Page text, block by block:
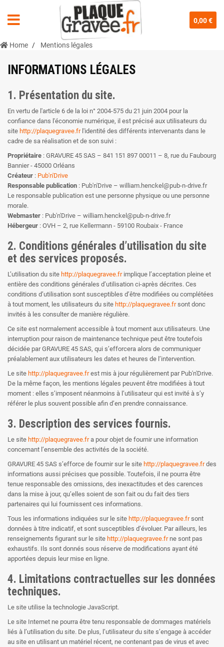
0,00 €
Home Mentions légales
INFORMATIONS LÉGALES
1. Présentation du site.
En vertu de l'article 6 de la loi n° 2004-575 du 21 juin 2004 pour la
confiance dans l'économie numérique, il est précisé aux utilisateurs du
site http://plaquegravee.frl'identité des différents intervenants dans le
cadre de sa réalisation et de son suivi :
Propriétaire : GRAVURE 45 SAS – 841 151 897 00011 – 8, rue du Faubourg
Bannier - 45000 Orléans
Créateur : Pub'n'Drive
Responsable publication : Pub'n'Drive – william.henckel@pub-n-drive.fr
Le responsable publication est une personne physique ou une personne
morale.
Webmaster : Pub'n'Drive – william.henckel@pub-n-drive.fr
Hébergeur : OVH – 2, rue Kellermann - 59100 Roubaix - France
2. Conditions générales d’utilisation du site
et des services proposés.
L’utilisation du site http://plaquegravee.frimplique l’acceptation pleine et
entière des conditions générales d’utilisation ci-après décrites. Ces
conditions d’utilisation sont susceptibles d’être modifiées ou complétées
à tout moment, les utilisateurs du site http://plaquegravee.frsont donc
invités à les consulter de manière régulière.
Ce site est normalement accessible à tout moment aux utilisateurs. Une
interruption pour raison de maintenance technique peut être toutefois
décidée par GRAVURE 45 SAS, qui s’efforcera alors de communiquer
préalablement aux utilisateurs les dates et heures de l’intervention.
Le site http://plaquegravee.frest mis à jour régulièrement par Pub'n'Drive.
De la même façon, les mentions légales peuvent être modifiées à tout
moment : elles s’imposent néanmoins à l’utilisateur qui est invité à s’y
référer le plus souvent possible afin d’en prendre connaissance.
3. Description des services fournis.
Le site http://plaquegravee.fra pour objet de fournir une information
concernant l’ensemble des activités de la société.
GRAVURE 45 SAS s’efforce de fournir sur le site http://plaquegravee.frdes
informations aussi précises que possible. Toutefois, il ne pourra être
tenue responsable des omissions, des inexactitudes et des carences
dans la mise à jour, qu’elles soient de son fait ou du fait des tiers
partenaires qui lui fournissent ces informations.
Tous les informations indiquées sur le site http://plaquegravee.frsont
données à titre indicatif, et sont susceptibles d’évoluer. Par ailleurs, les
renseignements figurant sur le site http://plaquegravee.frne sont pas
exhaustifs. Ils sont donnés sous réserve de modifications ayant été
apportées depuis leur mise en ligne.
4. Limitations contractuelles sur les données
techniques.
Le site utilise la technologie JavaScript.
Le site Internet ne pourra être tenu responsable de dommages matériels
liés à l’utilisation du site. De plus, l’utilisateur du site s’engage à accéder
au site en utilisant un matériel récent, ne contenant pas de virus et avec